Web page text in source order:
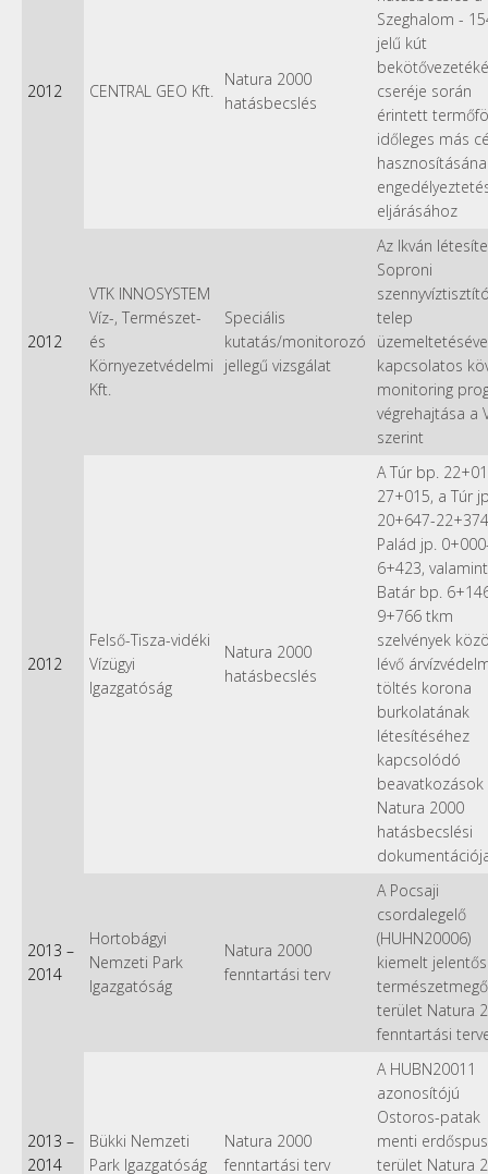
2012 CENTRAL GEO Kft.
Natura 2000
hatásbecslés
Szeghalom -
jelű kút
cseréje során
érintett
időleges más
eljárásához
2012
VTK INNOSYSTEM
Víz-, Természet-
és
Környezetvédelmi
Kft.
Speciális
kutatás/monitorozó
jellegű vizsgálat
Az Ikván
Soproni
telep
kapcsolatos
monitoring
végrehajtása a
szerint
2012
Felső-Tisza-vidéki
Vízügyi
Igazgatóság
Natura 2000
hatásbecslés
A Túr bp.
27+015, a Túr
20+647-
Palád jp.
6+423,
Batár bp.
9+766 tkm
szelvények
lévő
töltés korona
burkolatának
létesítéséhez
kapcsolódó
beavatkozások
Natura 2000
hatásbecslési
2013 –
2014
Hortobágyi
Nemzeti Park
Igazgatóság
Natura 2000
fenntartási terv
A Pocsaji
csordalegelő
(HUHN20006)
kiemelt
terület Natura
fenntartási
2013 –
2014
Bükki Nemzeti
Park Igazgatóság
Natura 2000
fenntartási terv
A HUBN20011
azonosítójú
Ostoros-patak
menti
terület Natura